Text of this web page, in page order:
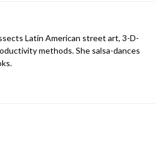
Latin American street art, 3-D-
methods. She salsa-dances